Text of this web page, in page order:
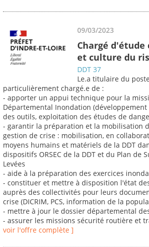
09/03/2023
Chargé d'étude
et culture du
DDT 37
Le.a titulaire du
particulièrement chargé.e de :
- apporter un appui technique pour la
Départemental Inondation (développement
des outils, exploitation des études de
- garantir la préparation et la mobilisation
gestion de crise : mobilisation, en
moyens humains et matériels de la DDT
dispositifs ORSEC de la DDT et du Plan de
Levées
- aide à la préparation des exercices
- constituer et mettre à disposition l'état
auprès des collectivités pour leurs
crise (DICRIM, PCS, information de la
- mettre à jour le dossier départemental
- assurer les missions sécurité routière et
voir l'offre complète ]